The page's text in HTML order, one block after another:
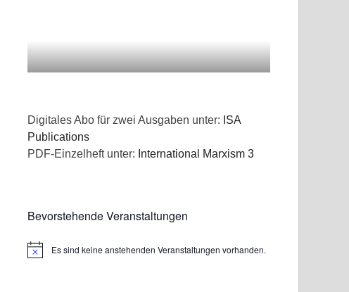
Digitales Abo für zwei Ausgaben unter: ISA
Publications
PDF-Einzelheft unter: International Marxism 3
Bevorstehende Veranstaltungen
HinweisEs sind keine anstehenden Veranstaltungen vorhanden.